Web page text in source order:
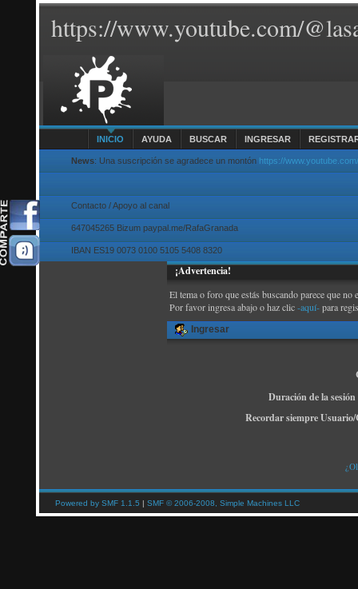
https://www.youtube.com/
INICIO AYUDA BUSCAR INGRESAR
News: Una suscripción se agradece un montón https://
Contacto / Apoyo al canal
647045265 Bizum paypal.me/RafaGranada
IBAN ES19 0073 0100 5105 5408 8320
¡Advertencia!
El tema o foro que estás buscando parece que
Por favor ingresa abajo o haz clic-aquí-para
Ingresar
Duración de la
Recordar siempre
Powered by SMF 1.1.5 | SMF © 2006-2008, Simple Machines LLC